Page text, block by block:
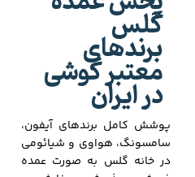
گلس
برندهای
معتبر گوشی
در ایران
پوشش کامل برندهای آیفون،
سامسونگ، هواوی و شیائومی
در خانه گلس به صورت عمده